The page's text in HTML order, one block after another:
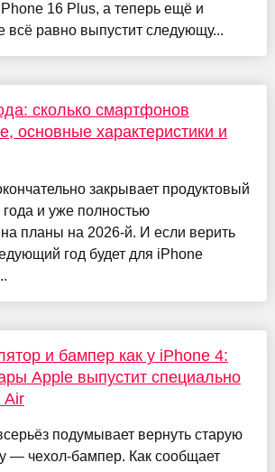
16 Plus, а теперь ещё и
всё равно выпустит следующу...
сколько смартфонов
основные характеристики и
закрывает продуктовый
и уже полностью
планы на 2026-й. И если верить
год будет для iPhone
и бампер как у iPhone 4:
Apple выпустит специально
Air
подумывает вернуть старую
— чехол-бампер. Как сообщает